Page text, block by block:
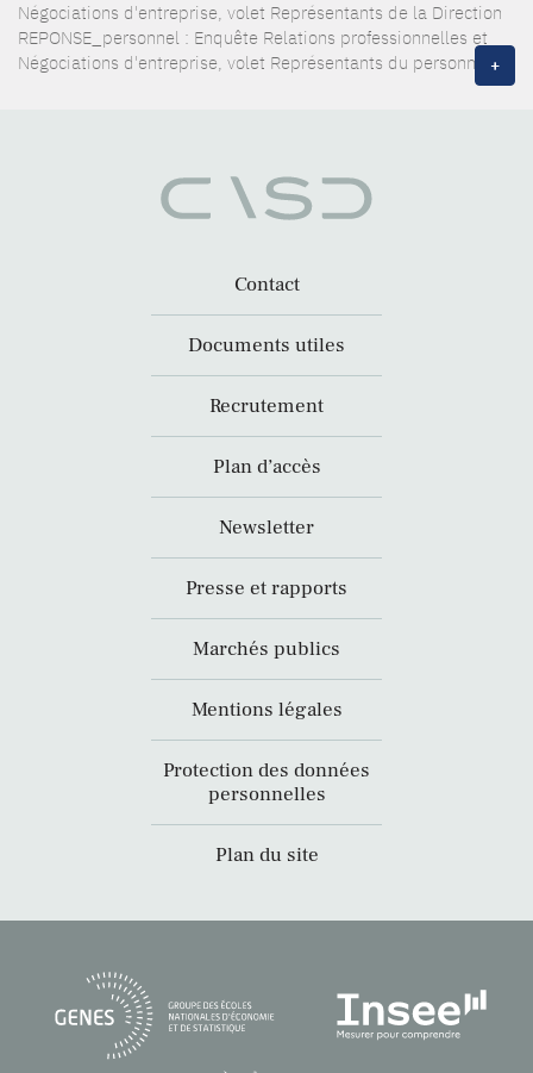
Négociations d'entreprise, volet Représentants de la Direction
REPONSE_personnel : Enquête Relations professionnelles et
Négociations d'entreprise, volet Représentants du personnel +
Contact
Documents utiles
Recrutement
Plan d’accès
Newsletter
Presse et rapports
Marchés publics
Mentions légales
Protection des données
personnelles
Plan du site